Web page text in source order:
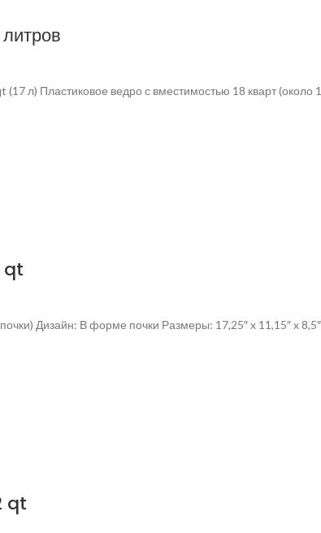
л) Пластиковое ведро с вместимостью 18 кварт (около
qt
Дизайн: В форме почки Размеры: 17,25″ x 11,15″ x
qt